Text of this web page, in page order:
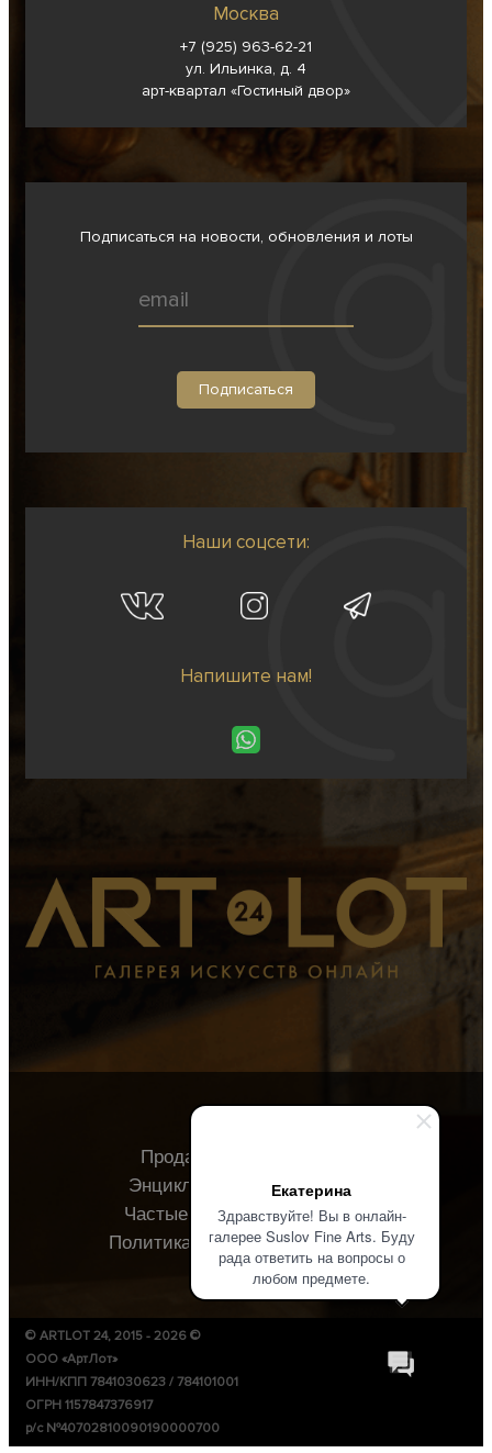
Екатерина
Здравствуйте! Вы в онлайн-
галерее Suslov Fine Arts. Буду
рада ответить на вопросы о
любом предмете.
Москва
+7 (925) 963-62-21
ул. Ильинка, д. 4
арт-квартал «Гостиный двор»
Подписаться на новости, обновления и лоты
Наши соцсети:
Напишите нам!
Продавцу
Энциклопедия
О галерее
Частые вопросы
Контакты
Политика конфиденциальности
© ARTLOT 24, 2015 - 2026 ©
ООО «АртЛот»
ИНН/КПП 7841030623 / 784101001
ОГРН 1157847376917
р/с №40702810090190000700